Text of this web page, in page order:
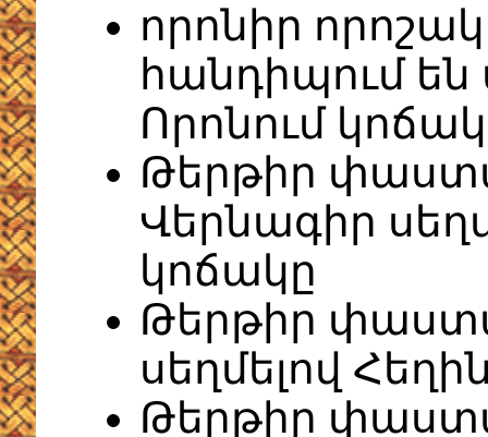
որոնիր
հանդիպում են
Որոնում
Թերթիր
Վերնագիր
կոճակը
Թերթիր
սեղմելով
Թերթիր